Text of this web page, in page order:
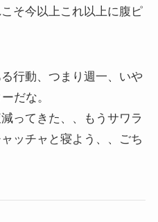
そ今以上これ以上に腹ピ
行動、つまり週一、いや
だな。
ってきた、、もうサワラ
ッチャと寝よう、、ごち